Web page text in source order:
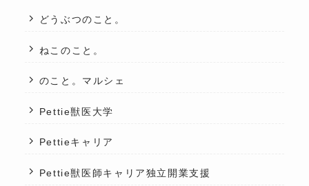
どうぶつのこと。
ねこのこと。
のこと。マルシェ
Pettie獣医大学
Pettieキャリア
Pettie獣医師キャリア独立開業支援